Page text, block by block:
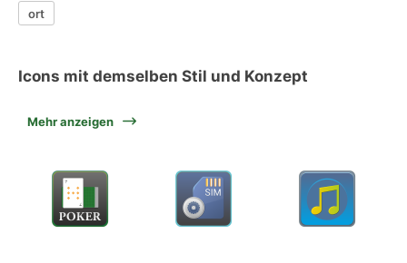
ort
Icons mit demselben Stil und Konzept
Mehr anzeigen